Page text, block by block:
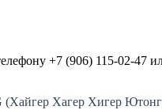
+7 (906) 115-02-47
Хагер Хигер